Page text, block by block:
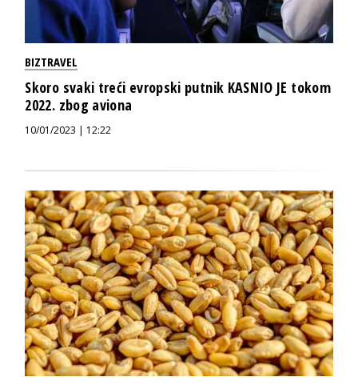
BIZTRAVEL
Skoro svaki treći evropski putnik KASNIO JE tokom
2022. zbog aviona
10/01/2023 | 12:22